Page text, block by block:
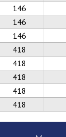
146
146
146
418
418
418
418
418